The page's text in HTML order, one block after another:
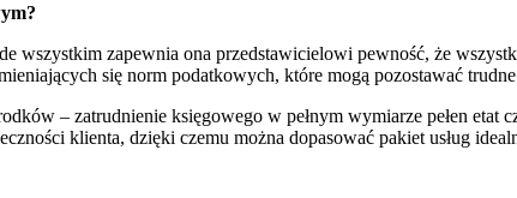
wszystkim zapewnia ona przedstawicielowi pewność, że
się norm podatkowych, które mogą pozostawać
– zatrudnienie księgowego w pełnym wymiarze pełen
klienta, dzięki czemu można dopasować pakiet usług